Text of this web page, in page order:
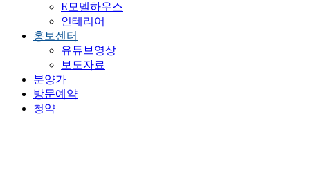
E모델하우스
인테리어
홍보센터
유튜브영상
보도자료
분양가
방문예약
청약